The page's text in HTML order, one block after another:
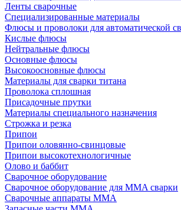
Ленты сварочные
Специализированные материалы
Флюсы и проволоки для автоматической
Кислые флюсы
Нейтральные флюсы
Основные флюсы
Высокоосновные флюсы
Материалы для сварки титана
Проволока сплошная
Присадочные прутки
Материалы специального назначения
Строжка и резка
Припои
Припои оловянно-свинцовые
Припои высокотехнологичные
Олово и баббит
Сварочное оборудование
Сварочное оборудование для MMA сварки
Сварочные аппараты MMA